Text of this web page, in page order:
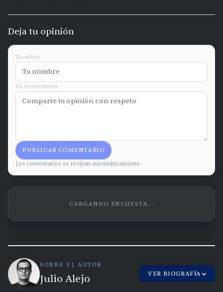
Deja tu opinión
Nombre
Tu comentario
PUBLICAR COMENTARIO
Los comentarios se revisan automáticamente.
CARGANDO ENCUESTA...
SOBRE EL AUTOR
Julio Alejo VER BIOGRAFÍA